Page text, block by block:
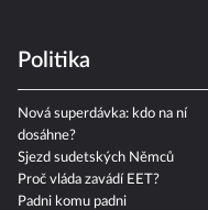
Politika
Nová superdávka: kdo na ní
dosáhne?
Sjezd sudetských Němců
Proč vláda zavádí EET?
Padni komu padni